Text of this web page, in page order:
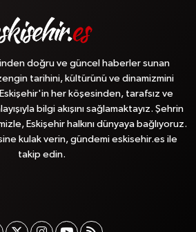
doğru ve güncel haberler sunan
tarihini, kültürünü ve dinamizmini
her köşesinden, tarafsız ve
bilgi akışını sağlamaktayız. Şehrin
Eskişehir halkını dünyaya bağlıyoruz.
kulak verin, gündemi eskisehir.es ile
takip edin.